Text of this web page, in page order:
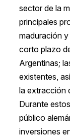
sector de la
principales
maduración
corto plazo
Argentinas;
existentes,
la extracción
Durante
público
inversiones